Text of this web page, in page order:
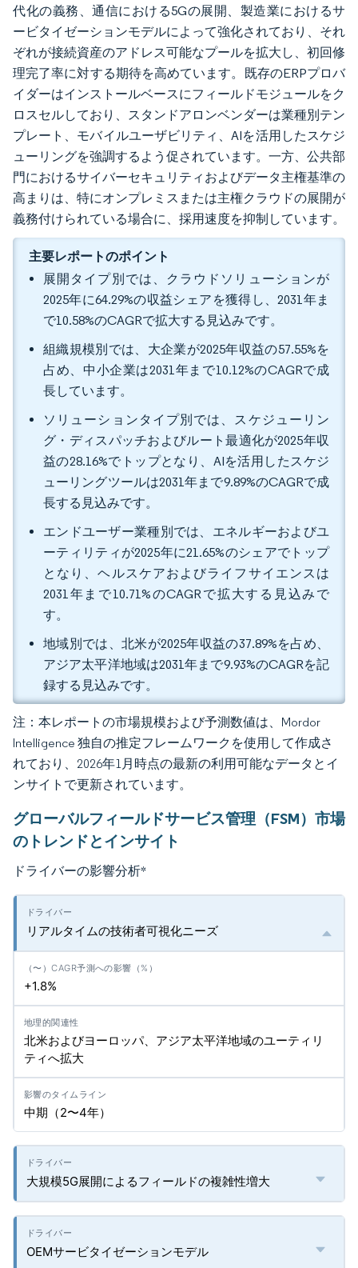
代化の義務、通信における5Gの展開、製造業におけるサ
ービタイゼーションモデルによって強化されており、それ
ぞれが接続資産のアドレス可能なプールを拡大し、初回修
理完了率に対する期待を高めています。既存のERPプロバ
イダーはインストールベースにフィールドモジュールをク
ロスセルしており、スタンドアロンベンダーは業種別テン
プレート、モバイルユーザビリティ、AIを活用したスケジ
ューリングを強調するよう促されています。一方、公共部
門におけるサイバーセキュリティおよびデータ主権基準の
高まりは、特にオンプレミスまたは主権クラウドの展開が
義務付けられている場合に、採用速度を抑制しています。
主要レポートのポイント
展開タイプ別では、クラウドソリューションが
2025年に64.29%の収益シェアを獲得し、2031年ま
で10.58%のCAGRで拡大する見込みです。
組織規模別では、大企業が2025年収益の57.55%を
占め、中小企業は2031年まで10.12%のCAGRで成
長しています。
ソリューションタイプ別では、スケジューリン
グ・ディスパッチおよびルート最適化が2025年収
益の28.16%でトップとなり、AIを活用したスケジ
ューリングツールは2031年まで9.89%のCAGRで成
長する見込みです。
エンドユーザー業種別では、エネルギーおよびユ
ーティリティが2025年に21.65%のシェアでトップ
となり、ヘルスケアおよびライフサイエンスは
2031年まで10.71%のCAGRで拡大する見込みで
す。
地域別では、北米が2025年収益の37.89%を占め、
アジア太平洋地域は2031年まで9.93%のCAGRを記
録する見込みです。
注：本レポートの市場規模および予測数値は、Mordor
Intelligence 独自の推定フレームワークを使用して作成さ
れており、2026年1月時点の最新の利用可能なデータとイ
ンサイトで更新されています。
グローバルフィールドサービス管理（FSM）市場
のトレンドとインサイト
ドライバーの影響分析*
リアルタイムの技術者可視化ニーズ
+1.8%
北米およびヨーロッパ、アジア太平洋地域のユーティリ
ティへ拡大
中期（2〜4年）
大規模5G展開によるフィールドの複雑性増大
OEMサービタイゼーションモデル